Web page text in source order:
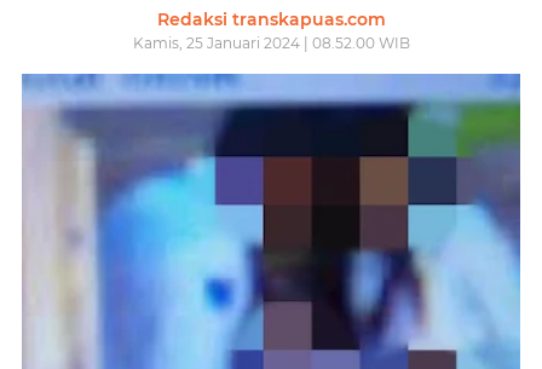
Redaksi transkapuas.com
Kamis, 25 Januari 2024 | 08.52.00 WIB